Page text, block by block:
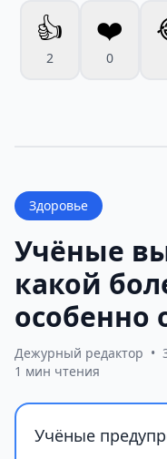
👍
2
❤️
0
Здоровье
Учёные
какой
особенно
Дежурный редактор •
1 мин чтения
Учёные